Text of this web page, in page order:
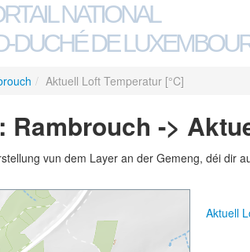
NATIONAL
DUCHÉ DE
/ Aktuell Loft Temperatur [°C]
Rambrouch ->
vun dem Layer an der Gemeng, déi dir
Aktuell